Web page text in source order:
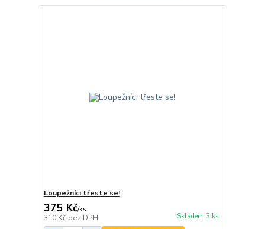
Loupežníci třeste se!
375 Kč/ks
310 Kč bez DPH Skladem 3 ks